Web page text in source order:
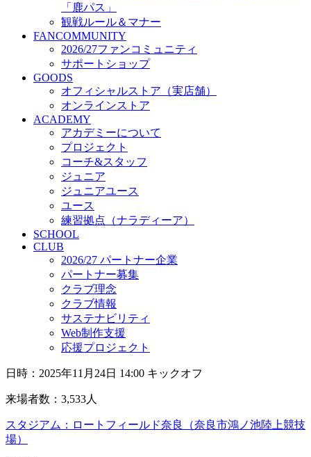
2026/27 パートナー企業
パートナー募集
クラブ理念
クラブ情報
サステナビリティ
Web制作支援
応援プロジェクト
「鹿パス」
観戦ルール＆マナー
FANCOMMUNITY
2026/27ファンコミュニティ
サポートショップ
GOODS
オフィシャルストア（実店舗）
オンラインストア
ACADEMY
アカデミーについて
プロジェクト
コーチ&スタッフ
ジュニア
ジュニアユース
ユース
練習拠点（ナラディーア）
SCHOOL
CLUB
2026/27 パートナー企業
パートナー募集
クラブ理念
クラブ情報
サステナビリティ
Web制作支援
応援プロジェクト
日時：2025年11月24日 14:00 キックオフ
来場者数：3,533人
スタジアム：ロートフィールド奈良（奈良市鴻ノ池陸上競技
場）